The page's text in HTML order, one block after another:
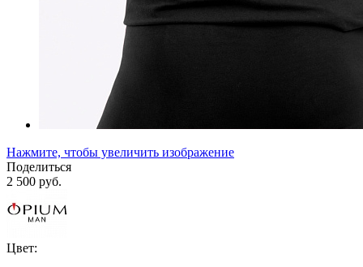
Нажмите, чтобы увеличить изображение
Поделиться
2 500 руб.
Цвет: